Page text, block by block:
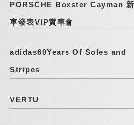
PORSCHE Boxster Cayman 新
車發表VIP賞車會
adidas60Years Of Soles and
Stripes
VERTU